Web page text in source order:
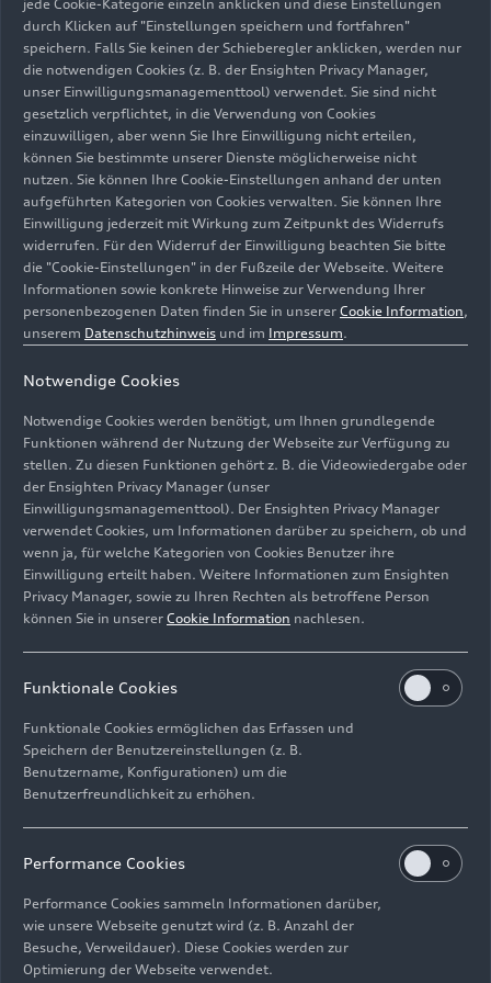
Stadtkurs in Ingolstadt
Foto 15.02.2002
Auch in diesem Jahr startet der ehemalige DKW-
Werksrennfahrer August Hobl auf einer DKW 350 RM
von 1953/54 und Heinz Klingenschmidt auf einer DKW
250 RM von 1952/53 (im Bild vorne links und vorne
rechts beim Donau-Ring Revival 1999).
Bild-Nr: HI020001 · Copyright: AUDI AG
Rechte: Abdruck für Pressezwecke honorarfrei
ImpressumRechtliches
Hinweisgebersystem
Informationen zur BarrierefreiheitKontakt
© 2026 AUDI AG. Alle Rechte vorbehalten.
jede Cookie-Kategorie einzeln anklicken und diese Einstellungen
durch Klicken auf "Einstellungen speichern und fortfahren"
speichern. Falls Sie keinen der Schieberegler anklicken, werden nur
die notwendigen Cookies (z. B. der Ensighten Privacy Manager,
unser Einwilligungsmanagementtool) verwendet. Sie sind nicht
gesetzlich verpflichtet, in die Verwendung von Cookies
einzuwilligen, aber wenn Sie Ihre Einwilligung nicht erteilen,
können Sie bestimmte unserer Dienste möglicherweise nicht
nutzen. Sie können Ihre Cookie-Einstellungen anhand der unten
aufgeführten Kategorien von Cookies verwalten. Sie können Ihre
Einwilligung jederzeit mit Wirkung zum Zeitpunkt des Widerrufs
widerrufen. Für den Widerruf der Einwilligung beachten Sie bitte
die "Cookie-Einstellungen" in der Fußzeile der Webseite. Weitere
Informationen sowie konkrete Hinweise zur Verwendung Ihrer
personenbezogenen Daten finden Sie in unserer Cookie Information,
unserem Datenschutzhinweis und im Impressum.
Notwendige Cookies
Notwendige Cookies werden benötigt, um Ihnen grundlegende
Funktionen während der Nutzung der Webseite zur Verfügung zu
stellen. Zu diesen Funktionen gehört z. B. die Videowiedergabe oder
der Ensighten Privacy Manager (unser
Einwilligungsmanagementtool). Der Ensighten Privacy Manager
verwendet Cookies, um Informationen darüber zu speichern, ob und
wenn ja, für welche Kategorien von Cookies Benutzer ihre
Einwilligung erteilt haben. Weitere Informationen zum Ensighten
Privacy Manager, sowie zu Ihren Rechten als betroffene Person
können Sie in unserer Cookie Information nachlesen.
Funktionale Cookies
Funktionale Cookies ermöglichen das Erfassen und
Speichern der Benutzereinstellungen (z. B.
Benutzername, Konfigurationen) um die
Benutzerfreundlichkeit zu erhöhen.
Performance Cookies
Performance Cookies sammeln Informationen darüber,
wie unsere Webseite genutzt wird (z. B. Anzahl der
Besuche, Verweildauer). Diese Cookies werden zur
Optimierung der Webseite verwendet.